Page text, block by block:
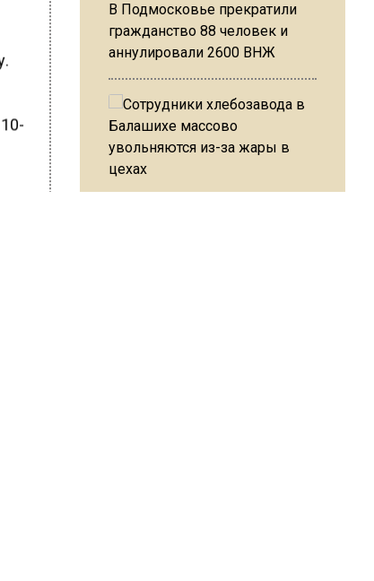
В Подмосковье прекратили
гражданство 88 человек и
аннулировали 2600 ВНЖ